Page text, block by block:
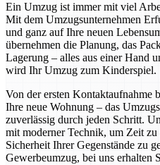
Ein Umzug ist immer mit viel
Mit dem Umzugsunternehmen
und ganz auf Ihre neuen
übernehmen die Planung, das
Lagerung – alles aus einer Hand
wird Ihr Umzug zum Kinderspiel.
Von der ersten Kontaktaufnahme
Ihre neue Wohnung – das
zuverlässig durch jeden Schritt.
mit moderner Technik, um Zeit
Sicherheit Ihrer Gegenstände zu
Gewerbeumzug, bei uns erhalten